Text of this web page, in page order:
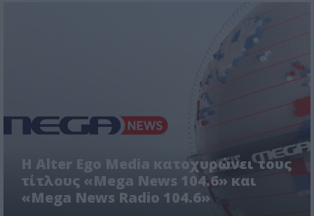
Η Alter Ego Media κατοχυρώνει τους
τίτλους «Mega News 104.6» και
«Mega News Radio 104.6»